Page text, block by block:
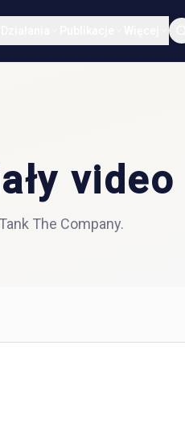
video
The Company.